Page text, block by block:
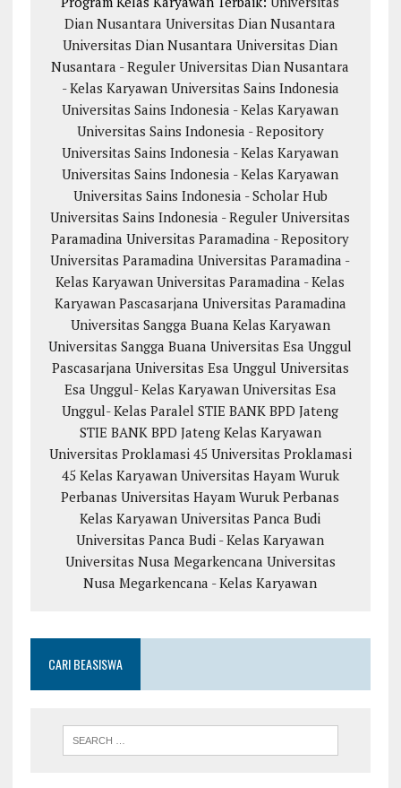
Dian Nusantara Universitas Dian Nusantara
Universitas Dian Nusantara Universitas Dian
Nusantara - Reguler Universitas Dian Nusantara
- Kelas Karyawan Universitas Sains Indonesia
Universitas Sains Indonesia - Kelas Karyawan
Universitas Sains Indonesia - Repository
Universitas Sains Indonesia - Kelas Karyawan
Universitas Sains Indonesia - Kelas Karyawan
Universitas Sains Indonesia - Scholar Hub
Universitas Sains Indonesia - Reguler Universitas
Paramadina Universitas Paramadina - Repository
Universitas Paramadina Universitas Paramadina -
Kelas Karyawan Universitas Paramadina - Kelas
Karyawan Pascasarjana Universitas Paramadina
Universitas Sangga Buana Kelas Karyawan
Universitas Sangga Buana Universitas Esa Unggul
Pascasarjana Universitas Esa Unggul Universitas
Esa Unggul- Kelas Karyawan Universitas Esa
Unggul- Kelas Paralel STIE BANK BPD Jateng
STIE BANK BPD Jateng Kelas Karyawan
Universitas Proklamasi 45 Universitas Proklamasi
45 Kelas Karyawan Universitas Hayam Wuruk
Perbanas Universitas Hayam Wuruk Perbanas
Kelas Karyawan Universitas Panca Budi
Universitas Panca Budi - Kelas Karyawan
Universitas Nusa Megarkencana Universitas
Nusa Megarkencana - Kelas Karyawan
CARI BEASISWA